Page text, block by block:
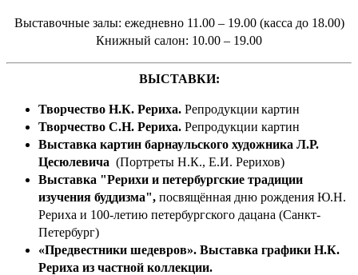
Выставочные залы: ежедневно 11.00 – 19.00 (касса до 18.00)
Книжный салон: 10.00 – 19.00
ВЫСТАВКИ:
Творчество Н.К. Рериха. Репродукции картин
Творчество С.Н. Рериха. Репродукции картин
Выставка картин барнаульского художника Л.Р.
Цесюлевича (Портреты Н.К., Е.И. Рерихов)
Выставка "Рерихи и петербургские традиции
изучения буддизма", посвящённая дню рождения Ю.Н.
Рериха и 100-летию петербургского дацана (Санкт-
Петербург)
«Предвестники шедевров». Выставка графики Н.К.
Рериха из частной коллекции.